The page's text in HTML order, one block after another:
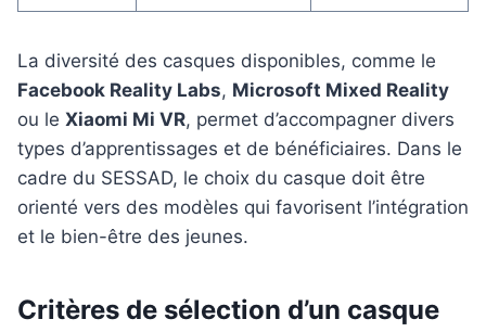
La diversité des casques disponibles, comme le
Facebook Reality Labs, Microsoft Mixed Reality
ou le Xiaomi Mi VR, permet d’accompagner divers
types d’apprentissages et de bénéficiaires. Dans le
cadre du SESSAD, le choix du casque doit être
orienté vers des modèles qui favorisent l’intégration
et le bien-être des jeunes.
Critères de sélection d’un casque